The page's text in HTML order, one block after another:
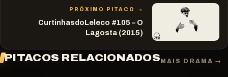
PRÓXIMO PITACO →
CurtinhasdoLeleco #105 – O
Lagosta (2015)
PITACOS RELACIONADOSMAIS DRAMA →